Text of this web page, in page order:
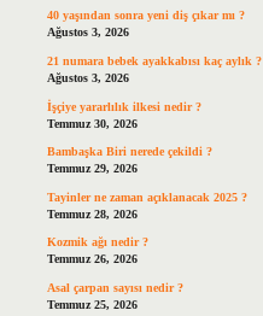
40 yaşından sonra yeni diş çıkar mı ?
Ağustos 3, 2026
21 numara bebek ayakkabısı kaç aylık ?
Ağustos 3, 2026
İşçiye yararlılık ilkesi nedir ?
Temmuz 30, 2026
Bambaşka Biri nerede çekildi ?
Temmuz 29, 2026
Tayinler ne zaman açıklanacak 2025 ?
Temmuz 28, 2026
Kozmik ağı nedir ?
Temmuz 26, 2026
Asal çarpan sayısı nedir ?
Temmuz 25, 2026